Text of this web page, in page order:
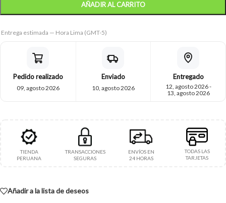
AÑADIR AL CARRITO
Entrega estimada — Hora Lima (GMT-5)
Pedido realizado
09, agosto 2026
Enviado
10, agosto 2026
Entregado
12, agosto 2026 -
13, agosto 2026
TIENDA
PERUANA
TRANSACCIONES
SEGURAS
ENVÍOS EN
24 HORAS
TODAS LAS
TARJETAS
Añadir a la lista de deseos